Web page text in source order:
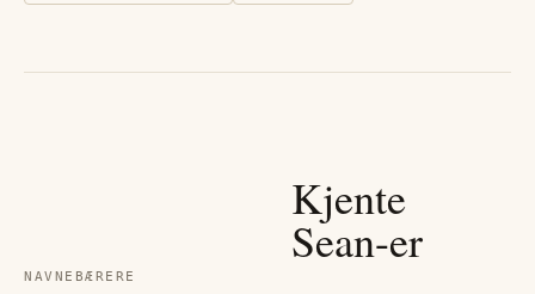
NAVNEBÆRERE
Kjente
Sean-er